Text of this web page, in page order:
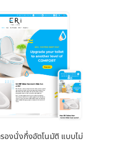
รองนั่งกึ่งอัตโนมัติ แบบไม่